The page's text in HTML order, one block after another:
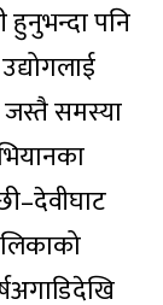
हुनुभन्दा पनि
समस्या